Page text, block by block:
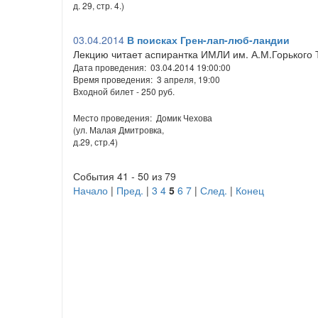
д. 29, стр. 4.)
03.04.2014 В поисках Грен-лап-люб-ландии
Лекцию читает аспирантка ИМЛИ им.
Дата проведения: 03.04.2014 19:00:00
Время проведения: 3 апреля, 19:00
Входной билет - 250 руб.
Место проведения: Домик Чехова
(ул. Малая Дмитровка,
д.29, стр.4)
События 41 - 50 из 79
Начало | Пред. | 3 4 5 6 7 | След. | Конец